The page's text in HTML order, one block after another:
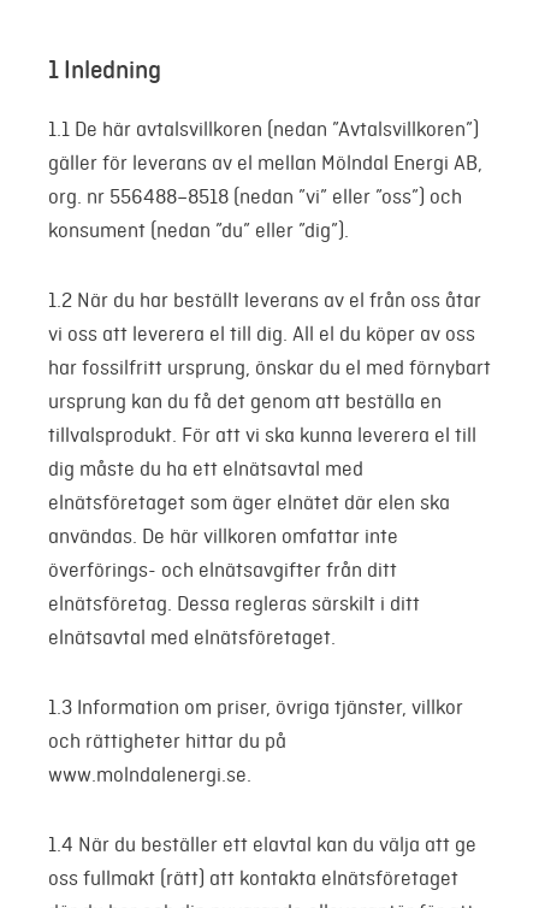
1 Inledning
1.1 De här avtalsvillkoren (nedan ”Avtalsvillkoren”)
gäller för leverans av el mellan Mölndal Energi AB,
org. nr 556488–8518 (nedan ”vi” eller ”oss”) och
konsument (nedan ”du” eller ”dig”).
1.2 När du har beställt leverans av el från oss åtar
vi oss att leverera el till dig. All el du köper av oss
har fossilfritt ursprung, önskar du el med förnybart
ursprung kan du få det genom att beställa en
tillvalsprodukt. För att vi ska kunna leverera el till
dig måste du ha ett elnätsavtal med
elnätsföretaget som äger elnätet där elen ska
användas. De här villkoren omfattar inte
överförings- och elnätsavgifter från ditt
elnätsföretag. Dessa regleras särskilt i ditt
elnätsavtal med elnätsföretaget.
1.3 Information om priser, övriga tjänster, villkor
och rättigheter hittar du på
www.molndalenergi.se
1.4 När du beställer ett elavtal kan du välja att ge
oss fullmakt (rätt) att kontakta elnätsföretaget